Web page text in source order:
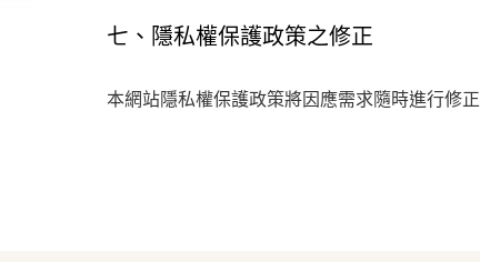
七、隱私權保護政策之修正
本網站隱私權保護政策將因應需求隨時進行修